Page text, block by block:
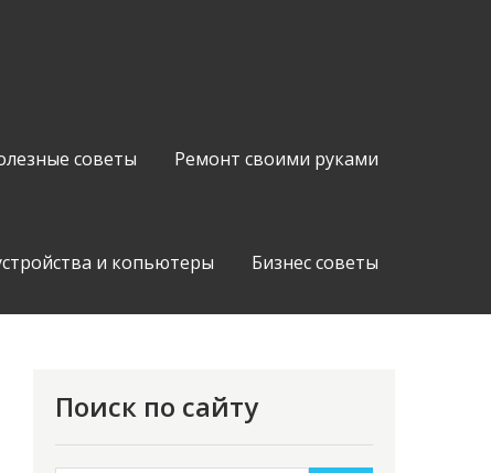
советы Ремонт своими руками
и копьютеры Бизнес советы
Поиск по сайту